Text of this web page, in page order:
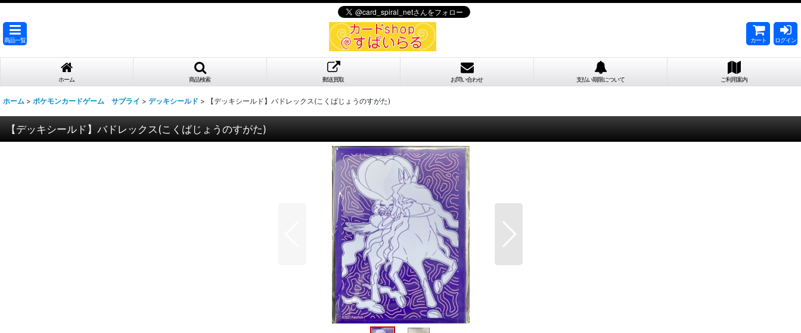
商品一覧 カート ログイン
ホーム 商品検索 郵送買取 お問い合わせ 支払い期限について ご利用案内
ホーム > ポケモンカードゲーム サプライ > デッキシールド > 【デッキシールド】バドレックス(こくばじょうのすがた)
【デッキシールド】バドレックス(こくばじょうのすがた)